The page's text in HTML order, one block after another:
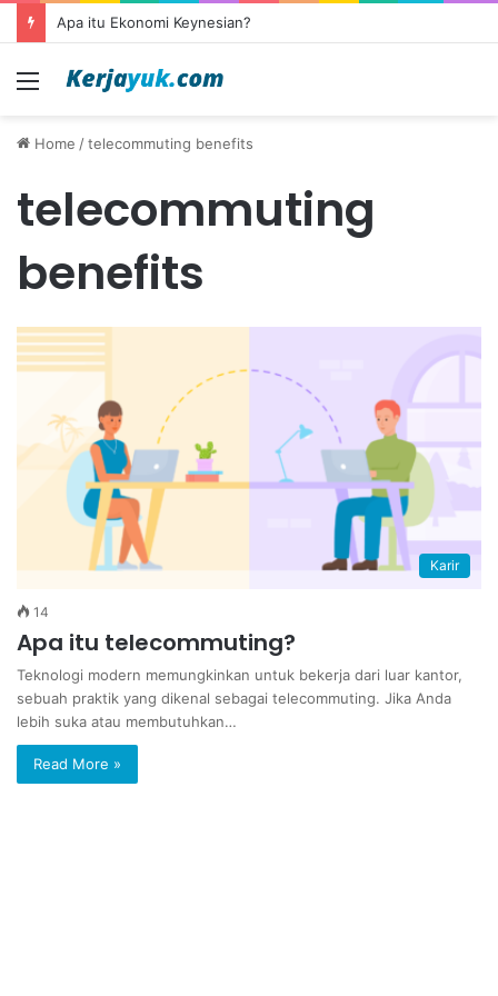
Apa itu Ekonomi Keynesian?
Menu
Home /telecommuting benefits
telecommuting
benefits
Karir
14
Apa itu telecommuting?
Teknologi modern memungkinkan untuk bekerja dari luar kantor,
sebuah praktik yang dikenal sebagai telecommuting. Jika Anda
lebih suka atau membutuhkan…
Read More »